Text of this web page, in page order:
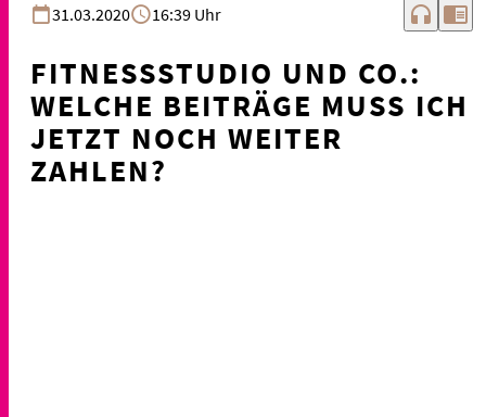
31.03.2020
16:39 Uhr headphones chrome_reader_mode
FITNESSSTUDIO UND CO.:
WELCHE BEITRÄGE MUSS ICH
JETZT NOCH WEITER
ZAHLEN?